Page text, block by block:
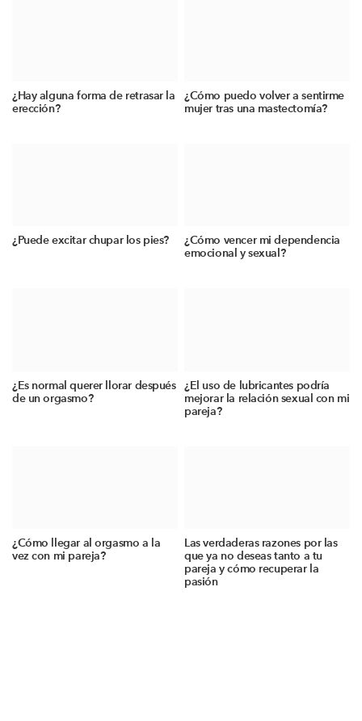
¿Hay alguna forma de retrasar la
erección?
¿Cómo puedo volver a sentirme
mujer tras una mastectomía?
¿Puede excitar chupar los pies?
¿Cómo vencer mi dependencia
emocional y sexual?
¿Es normal querer llorar después
de un orgasmo?
¿El uso de lubricantes podría
mejorar la relación sexual con mi
pareja?
¿Cómo llegar al orgasmo a la
vez con mi pareja?
Las verdaderas razones por las
que ya no deseas tanto a tu
pareja y cómo recuperar la
pasión